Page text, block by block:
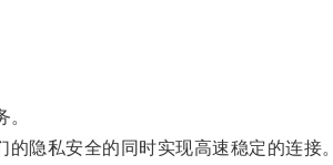
隐私安全的同时实现高速稳定的连接。